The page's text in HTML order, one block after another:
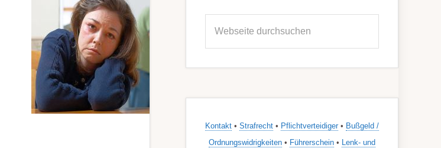
Kontakt • Strafrecht • Pflichtverteidiger • Bußgeld /
Ordnungswidrigkeiten • Führerschein • Lenk- und